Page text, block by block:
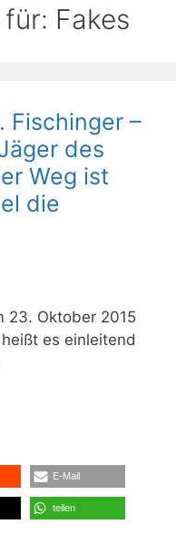
Fakes
Fischinger –
des
Weg ist
die
23. Oktober 2015
es einleitend
E-Mail
teilen